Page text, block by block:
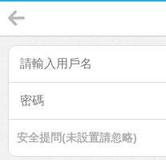
安全提問(未設置請忽略)